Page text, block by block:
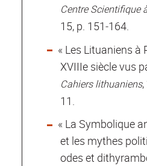
Centre Scientifique
15, p. 151‐164.
« Les Lituaniens à
XVIIIe siècle vus
Cahiers lithuaniens,
11.
« La Symbolique
et les mythes
odes et